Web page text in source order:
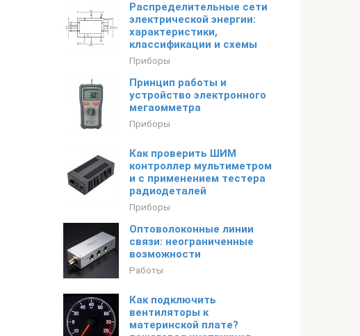
Распределительные сети
электрической энергии:
характеристики,
классификации и схемы
Приборы
Принцип работы и
устройство электронного
мегаомметра
Приборы
Как проверить ШИМ
контроллер мультиметром
и с применением тестера
радиодеталей
Приборы
Оптоволоконные линии
связи: неограниченные
возможности
Работы
Как подключить
вентиляторы к
материнской плате?